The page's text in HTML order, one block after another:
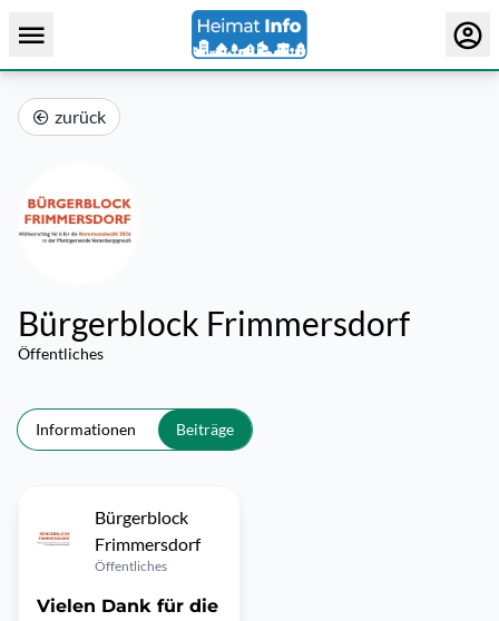
zurück
Bürgerblock Frimmersdorf
Öffentliches
Informationen Beiträge
Bürgerblock
Frimmersdorf
Öffentliches
Vielen Dank für die